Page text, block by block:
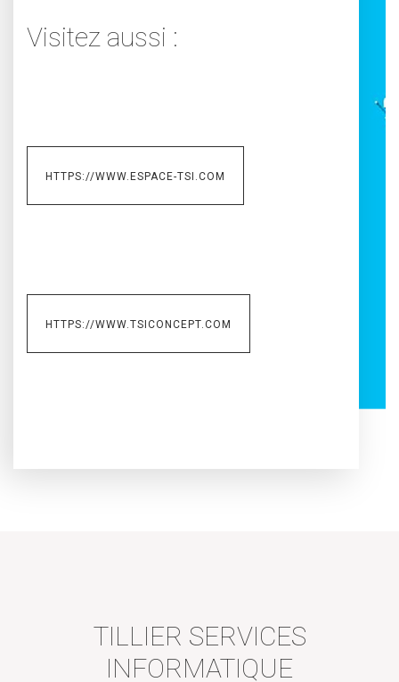
Visitez aussi :
HTTPS://WWW.ESPACE-TSI.COM
HTTPS://WWW.TSICONCEPT.COM
TILLIER SERVICES
INFORMATIQUE